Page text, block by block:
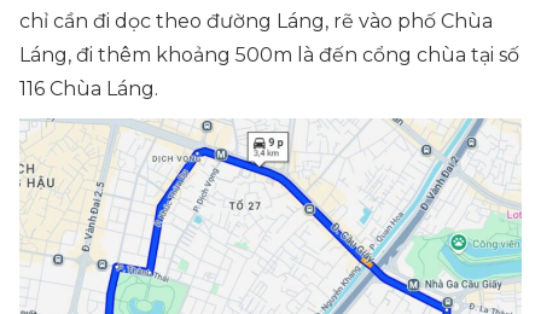
chỉ cần đi dọc theo đường Láng, rẽ vào phố Chùa
Láng, đi thêm khoảng 500m là đến cổng chùa tại số
116 Chùa Láng.